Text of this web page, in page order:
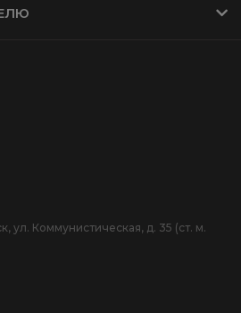
ул. Коммунистическая, д. 35 (ст. м.